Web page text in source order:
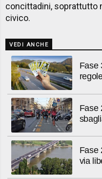
concittadini, soprattutto
civico.
VEDI ANCHE
Fase
Fase
Fase
via